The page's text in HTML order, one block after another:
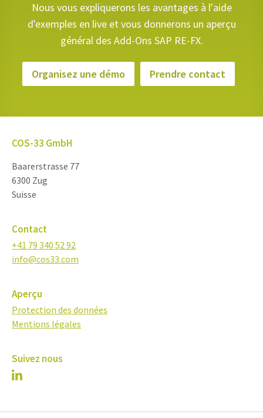
Nous vous expliquerons les avantages à l'aide
d'exemples en live et vous donnerons un aperçu
général des Add-Ons SAP RE-FX.
Organisez une démo Prendre contact
COS-33 GmbH
Baarerstrasse 77
6300 Zug
Suisse
Contact
+41 79 340 52 92
info@cos33.com
Aperçu
Protection des données
Mentions légales
Suivez nous